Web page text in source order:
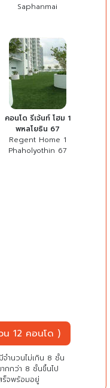
Saphanmai
คอนโด รีเจ้นท์ โฮม 1
พหลโยธิน 67
Regent Home 1
Phaholyothin 67
12 คอนโด )
ำนวนไม่เกิน 8 ชั้น
กกว่า 8 ชั้นขึ้นไป
ร็จพร้อมอยู่